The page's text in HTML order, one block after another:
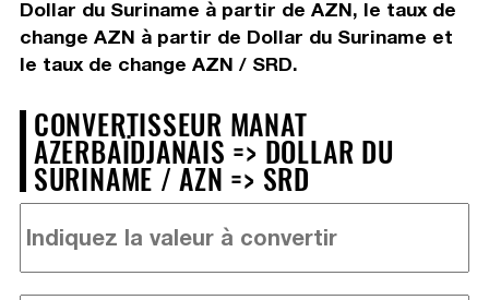
Dollar du Suriname à partir de AZN, le taux de
change AZN à partir de Dollar du Suriname et
le taux de change AZN / SRD.
CONVERTISSEUR MANAT
AZERBAÏDJANAIS => DOLLAR DU
SURINAME / AZN => SRD